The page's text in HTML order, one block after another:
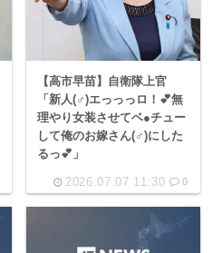
【高市早苗】自衛隊上官
「新人(♂)エっっっロ！💕無
理やり女装させてベ●チュー
して俺のお嫁さん(♂)にした
るっ💕」
2026.07.07 11:30 0